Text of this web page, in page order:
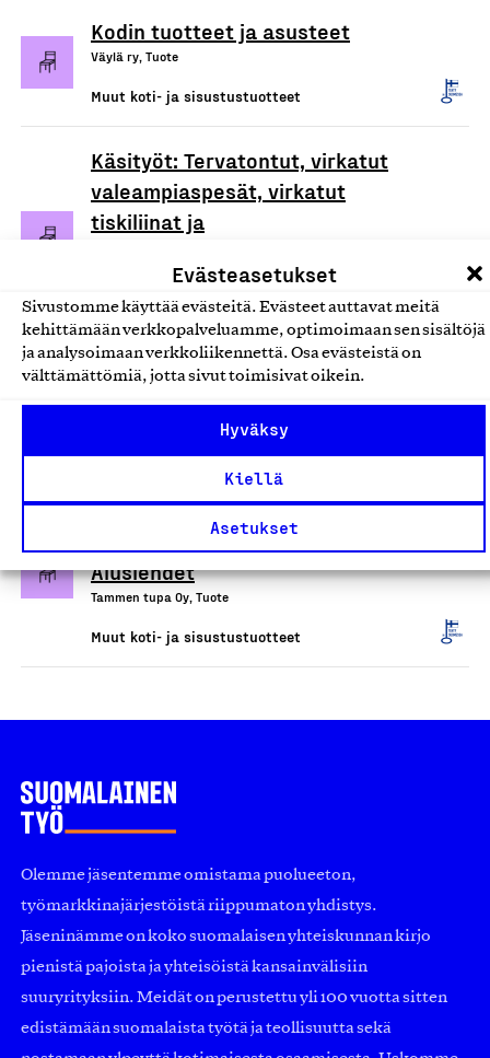
Evästeasetukset
Sivustomme käyttää evästeitä. Evästeet auttavat meitä
kehittämään verkkopalveluamme, optimoimaan sen sisältöjä
ja analysoimaan verkkoliikennettä. Osa evästeistä on
välttämättömiä, jotta sivut toimisivat oikein.
Hyväksy
Kiellä
Asetukset
Kodin tuotteet ja asusteet
Väylä ry, Tuote
Muut koti- ja sisustustuotteet
Käsityöt: Tervatontut, virkatut
valeampiaspesät, virkatut
tiskiliinat ja
Sydänlangat, Tuote
Muut koti- ja sisustustuotteet
Käyttö- ja sisustuskeramiikka
Ari Markkola, Tuote
Betonityöt: betoniset vadit,
Tulilehdet, Askellehdet ja
Aluslehdet
Tammen tupa Oy, Tuote
Muut koti- ja sisustustuotteet
Olemme jäsentemme omistama puolueeton,
työmarkkinajärjestöistä riippumaton yhdistys.
Jäseninämme on koko suomalaisen yhteiskunnan kirjo
pienistä pajoista ja yhteisöistä kansainvälisiin
suuryrityksiin. Meidät on perustettu yli 100 vuotta sitten
edistämään suomalaista työtä ja teollisuutta sekä